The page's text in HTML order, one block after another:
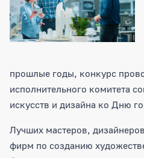
прошлые годы, конкурс
исполнительного комитета
искусств и дизайна ко Дню
Лучших мастеров,
фирм по созданию